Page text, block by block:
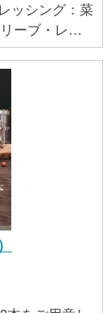
ーブ・レッ
パー（一部
ッシング：
ドピメン
開封時から
ください。